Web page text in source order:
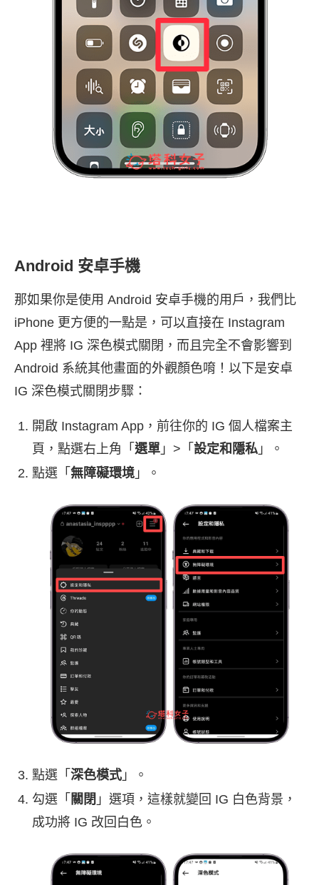
Android 安卓手機
那如果你是使用 Android 安卓手機的用戶，我們比
iPhone 更方便的一點是，可以直接在 Instagram
App 裡將 IG 深色模式關閉，而且完全不會影響到
Android 系統其他畫面的外觀顏色唷！以下是安卓
IG 深色模式關閉步驟：
開啟 Instagram App，前往你的 IG 個人檔案主
頁，點選右上角「 選單 」>「 設定和隱私 」。
點選「 無障礙環境 」。
點選「 深色模式 」。
勾選「 關閉 」選項，這樣就變回 IG 白色背景，
成功將 IG 改回白色。